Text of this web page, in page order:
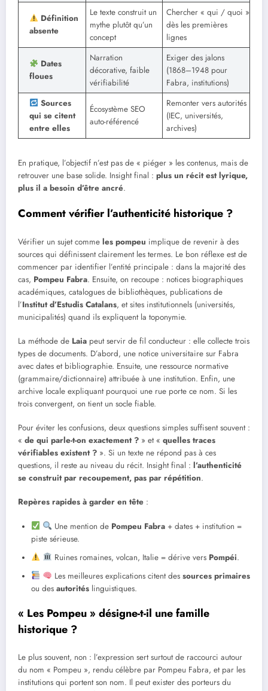
Définition
absente
Le texte construit un
mythe plutôt qu’un
concept
Chercher « qui / quoi »
dès les premières
lignes
Dates
floues
Narration
décorative, faible
vérifiabilité
Exiger des jalons
(1868–1948 pour
Fabra, institutions)
Sources
qui se citent
entre elles
Écosystème SEO
auto-référencé
Remonter vers autorités
(IEC, universités,
archives)
En pratique, l’objectif n’est pas de « piéger » les contenus, mais de
retrouver une base solide. Insight final : plus un récit est lyrique,
plus il a besoin d’être ancré.
Comment vérifier l’authenticité historique ?
Vérifier un sujet comme les pompeu implique de revenir à des
sources qui définissent clairement les termes. Le bon réflexe est de
commencer par identifier l’entité principale : dans la majorité des
cas, Pompeu Fabra. Ensuite, on recoupe : notices biographiques
académiques, catalogues de bibliothèques, publications de
l’Institut d’Estudis Catalans, et sites institutionnels (universités,
municipalités) quand ils expliquent la toponymie.
La méthode de Laia peut servir de fil conducteur : elle collecte trois
types de documents. D’abord, une notice universitaire sur Fabra
avec dates et bibliographie. Ensuite, une ressource normative
(grammaire/dictionnaire) attribuée à une institution. Enfin, une
archive locale expliquant pourquoi une rue porte ce nom. Si les
trois convergent, on tient un socle fiable.
Pour éviter les confusions, deux questions simples suffisent souvent :
« de qui parle-t-on exactement ? » et « quelles traces
vérifiables existent ? ». Si un texte ne répond pas à ces
questions, il reste au niveau du récit. Insight final : l’authenticité
se construit par recoupement, pas par répétition.
Repères rapides à garder en tête :
Une mention de Pompeu Fabra+ dates + institution =
piste sérieuse.
Ruines romaines, volcan, Italie = dérive vers Pompéi.
Les meilleures explications citent des sources primaires
ou des autorités linguistiques.
« Les Pompeu » désigne-t-il une famille
historique ?
Le plus souvent, non : l’expression sert surtout de raccourci autour
du nom « Pompeu », rendu célèbre par Pompeu Fabra, et par les
institutions qui portent son nom. Il peut exister des porteurs du